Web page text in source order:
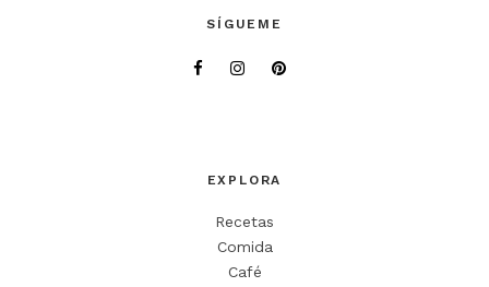
SÍGUEME
EXPLORA
Recetas
Comida
Café